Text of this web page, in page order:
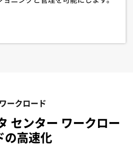
ワークロード
センター ワークロー
の高速化